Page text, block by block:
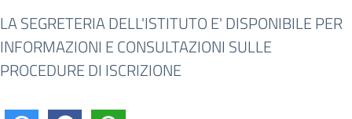
LA SEGRETERIA DELL'ISTITUTO E' DISPONIBILE PER
INFORMAZIONI E CONSULTAZIONI SULLE
PROCEDURE DI ISCRIZIONE